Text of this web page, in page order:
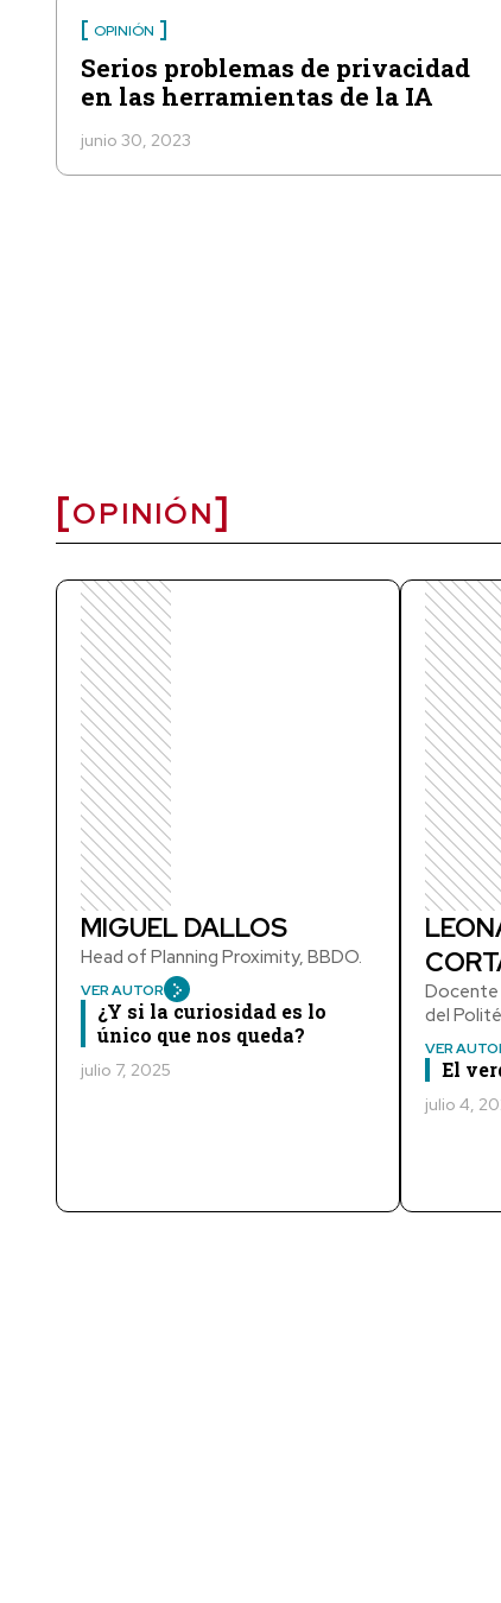
OPINIÓN
Serios problemas de privacidad
en las herramientas de la IA
junio 30, 2023
OPINIÓN
MIGUEL DALLOS
Head of Planning Proximity, BBDO.
VER AUTOR
¿Y si la curiosidad es lo
único que nos queda?
julio 7, 2025
Docente
del
VER
El
julio 4,